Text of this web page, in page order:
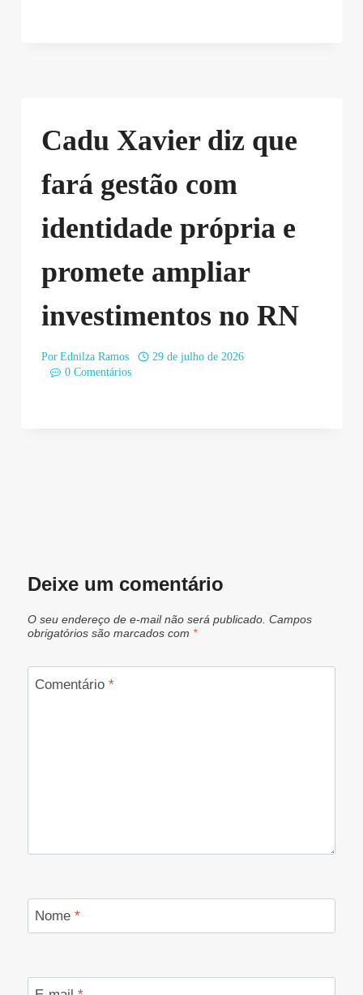
Cadu Xavier diz que
fará gestão com
identidade própria e
promete ampliar
investimentos no RN
Por Ednilza Ramos
29 de julho de 2026
0 Comentários
Deixe um comentário
O seu endereço de e-mail não será publicado. Campos
obrigatórios são marcados com *
Comentário *
Nome *